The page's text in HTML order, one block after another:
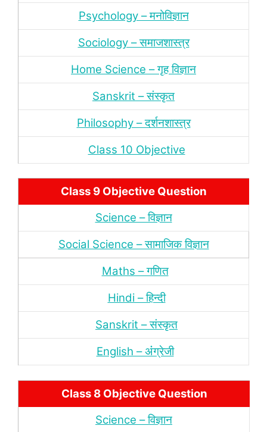
Psychology – मनोविज्ञान
Sociology – समाजशास्‍त्र
Home Science – गृह विज्ञान
Sanskrit – संस्‍कृत
Philosophy – दर्शनशास्‍त्र
Class 10 Objective
Class 9 Objective Question
Science – विज्ञान
Social Science – सामाजिक विज्ञान
Maths – गणित
Hindi – हिन्‍दी
Sanskrit – संस्‍कृत
English – अंंग्रेजी
Class 8 Objective Question
Science – विज्ञान